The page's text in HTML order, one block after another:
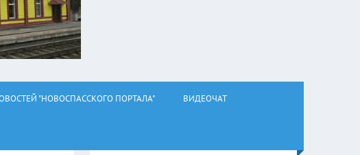
"НОВОСПАССКОГО ПОРТАЛА" ВИДЕОЧАТ